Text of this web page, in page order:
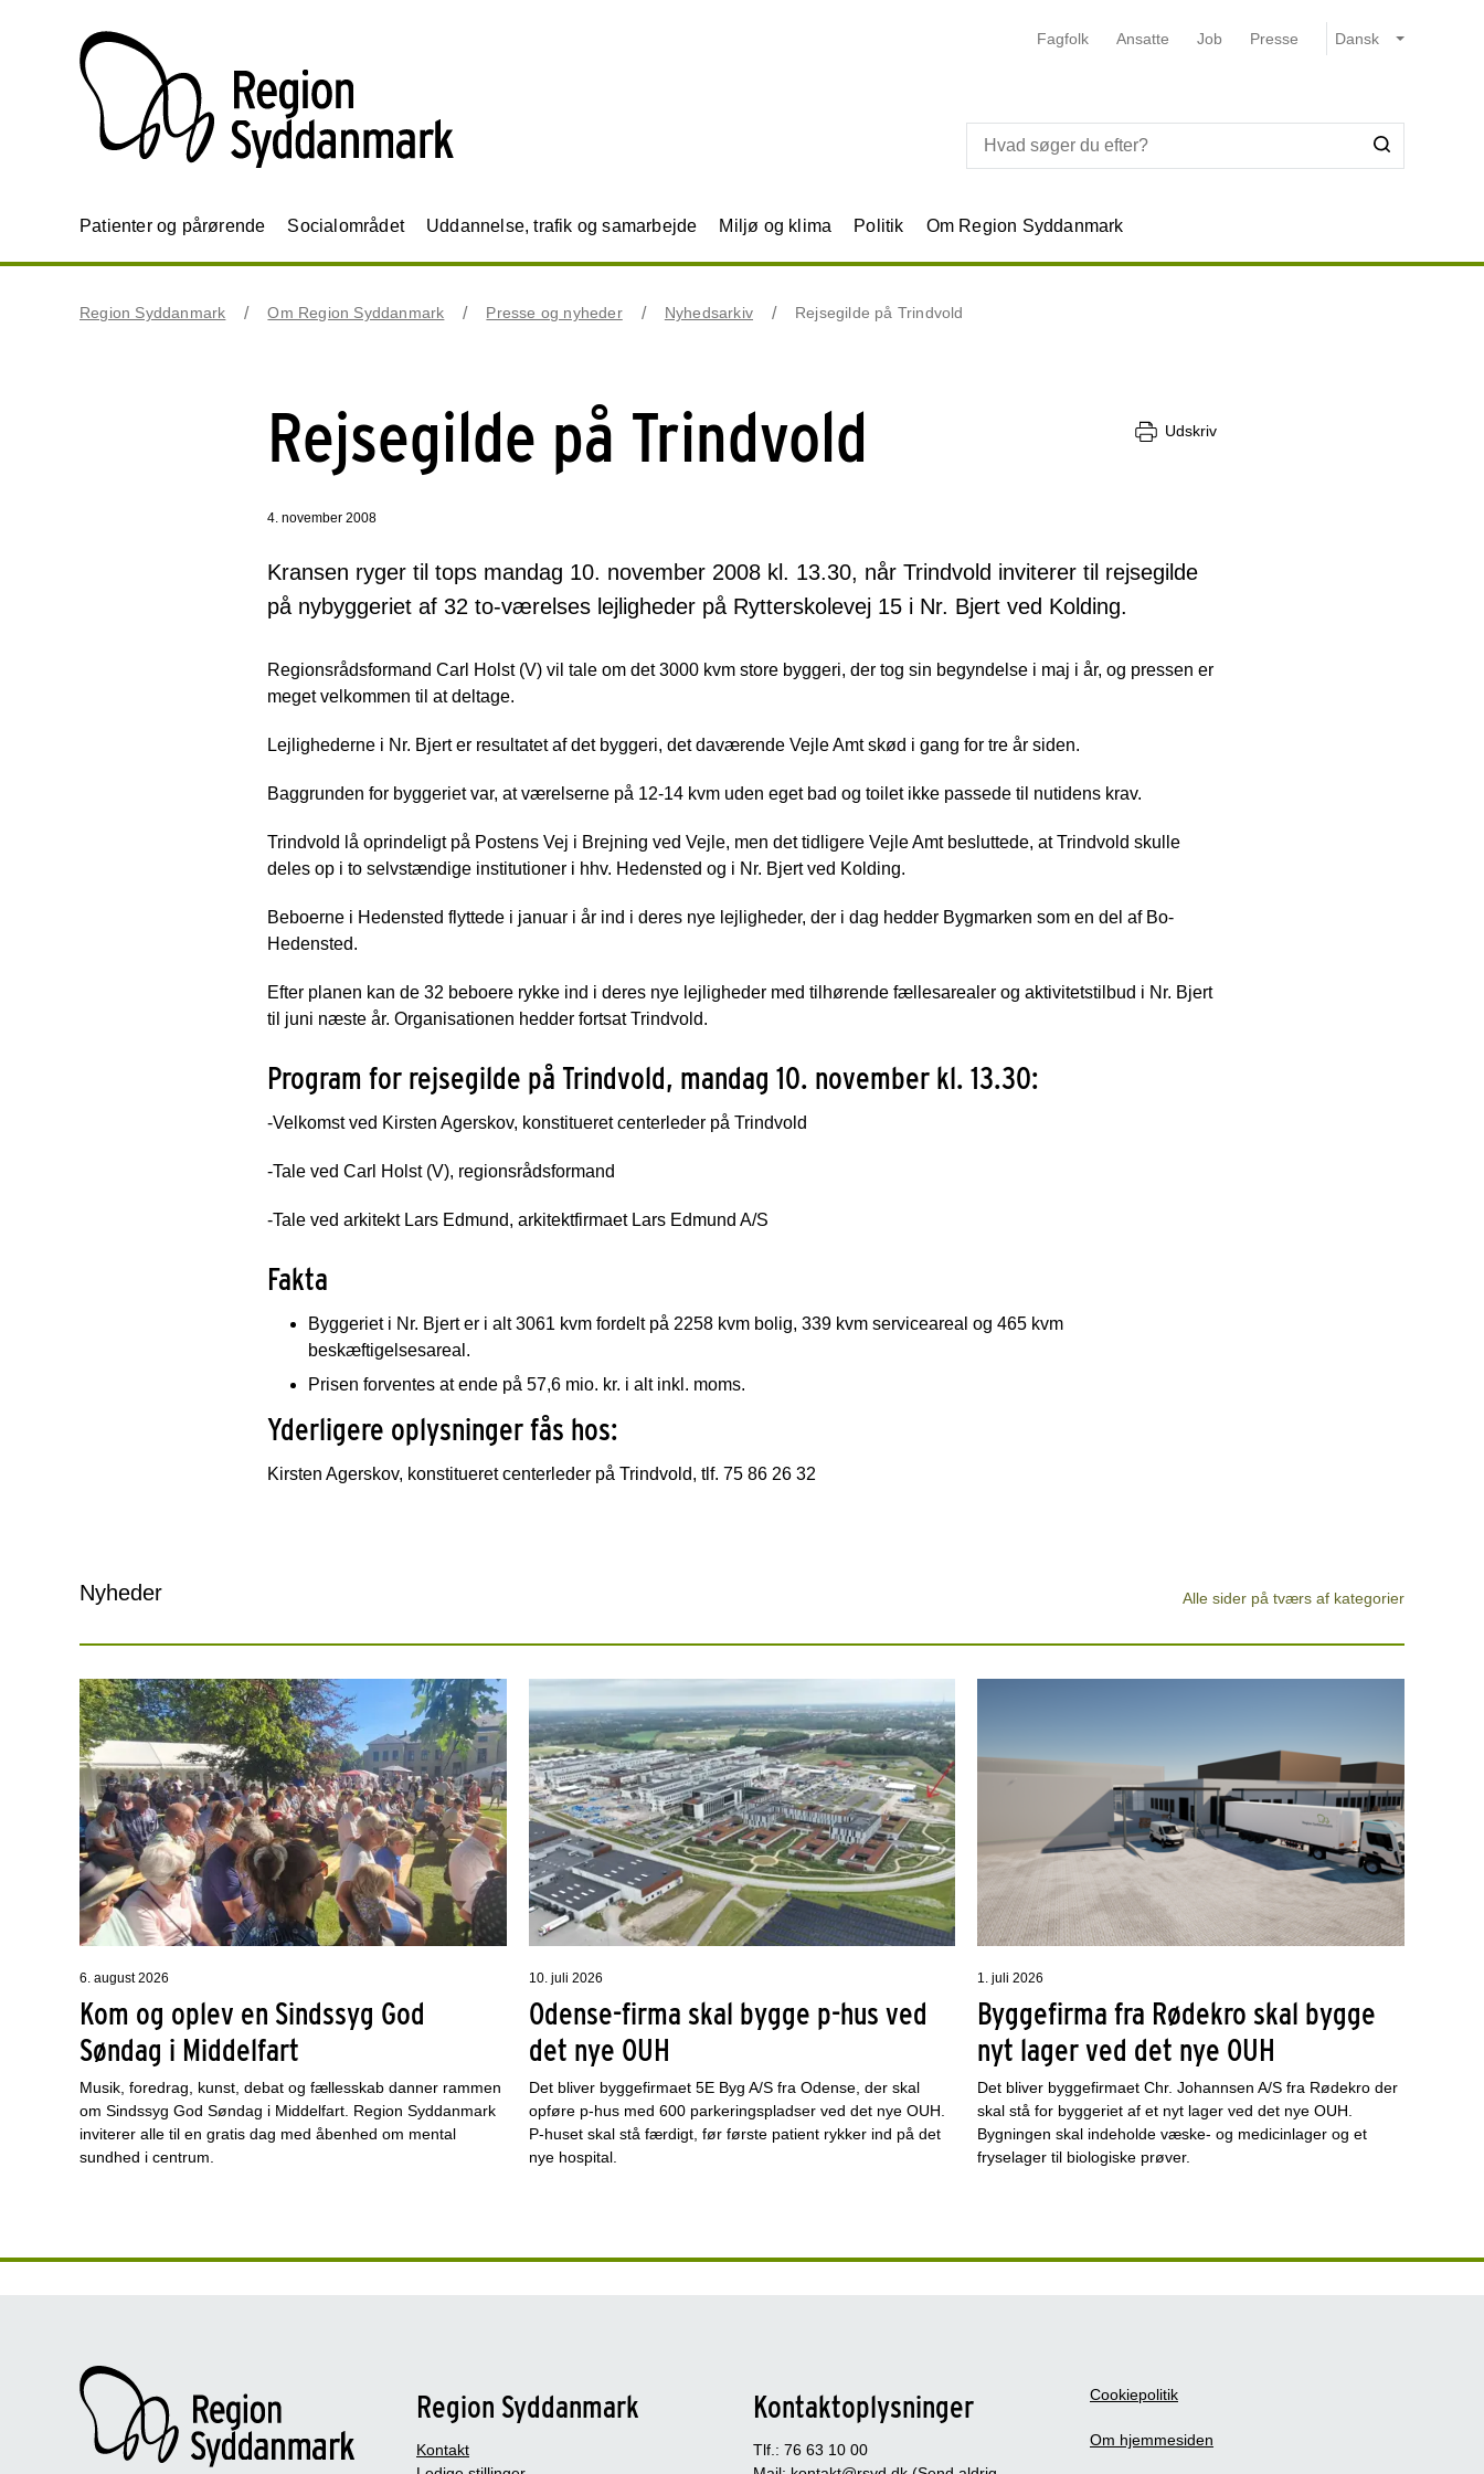
Fagfolk Ansatte Job Presse
Patienter og pårørende Socialområdet Uddannelse, trafik og samarbejde Miljø og klima Politik Om Region Syddanmark
Region Syddanmark Om Region Syddanmark Presse og nyheder Nyhedsarkiv Rejsegilde på Trindvold
Rejsegilde på Trindvold Udskriv
4. november 2008
Kransen ryger til tops mandag 10. november 2008 kl. 13.30, når Trindvold inviterer til rejsegilde
på nybyggeriet af 32 to-værelses lejligheder på Rytterskolevej 15 i Nr. Bjert ved Kolding.
Regionsrådsformand Carl Holst (V) vil tale om det 3000 kvm store byggeri, der tog sin begyndelse i maj i år, og pressen er
meget velkommen til at deltage.
Lejlighederne i Nr. Bjert er resultatet af det byggeri, det daværende Vejle Amt skød i gang for tre år siden.
Baggrunden for byggeriet var, at værelserne på 12-14 kvm uden eget bad og toilet ikke passede til nutidens krav.
Trindvold lå oprindeligt på Postens Vej i Brejning ved Vejle, men det tidligere Vejle Amt besluttede, at Trindvold skulle
deles op i to selvstændige institutioner i hhv. Hedensted og i Nr. Bjert ved Kolding.
Beboerne i Hedensted flyttede i januar i år ind i deres nye lejligheder, der i dag hedder Bygmarken som en del af Bo-
Hedensted.
Efter planen kan de 32 beboere rykke ind i deres nye lejligheder med tilhørende fællesarealer og aktivitetstilbud i Nr. Bjert
til juni næste år. Organisationen hedder fortsat Trindvold.
Program for rejsegilde på Trindvold, mandag 10. november kl. 13.30:
-Velkomst ved Kirsten Agerskov, konstitueret centerleder på Trindvold
-Tale ved Carl Holst (V), regionsrådsformand
-Tale ved arkitekt Lars Edmund, arkitektfirmaet Lars Edmund A/S
Fakta
Byggeriet i Nr. Bjert er i alt 3061 kvm fordelt på 2258 kvm bolig, 339 kvm serviceareal og 465 kvm
beskæftigelsesareal.
Prisen forventes at ende på 57,6 mio. kr. i alt inkl. moms.
Yderligere oplysninger fås hos:
Kirsten Agerskov, konstitueret centerleder på Trindvold, tlf. 75 86 26 32
Nyheder Alle sider på tværs af kategorier
6. august 2026
Kom og oplev en Sindssyg God
Søndag i Middelfart
Musik, foredrag, kunst, debat og fællesskab danner rammen
om Sindssyg God Søndag i Middelfart. Region Syddanmark
inviterer alle til en gratis dag med åbenhed om mental
sundhed i centrum.
10. juli 2026
Odense-firma skal bygge p-hus ved
det nye OUH
Det bliver byggefirmaet 5E Byg A/S fra Odense, der skal
opføre p-hus med 600 parkeringspladser ved det nye OUH.
P-huset skal stå færdigt, før første patient rykker ind på det
nye hospital.
1. juli 2026
Byggefirma fra Rødekro skal bygge
nyt lager ved det nye OUH
Det bliver byggefirmaet Chr. Johannsen A/S fra Rødekro der
skal stå for byggeriet af et nyt lager ved det nye OUH.
Bygningen skal indeholde væske- og medicinlager og et
fryselager til biologiske prøver.
Region Syddanmark
Kontakt
Kontaktoplysninger
Tlf.: 76 63 10 00
Cookiepolitik
Om hjemmesiden